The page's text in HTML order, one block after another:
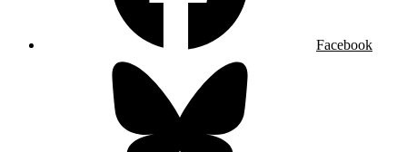
Facebook